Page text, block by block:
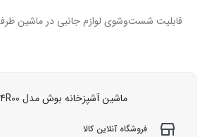
قابلیت شست‌وشوی لوازم جانبی در ماشین
ماشین آشپزخانه بوش مدل MUM54R00
فروشگاه آنلاین کالا